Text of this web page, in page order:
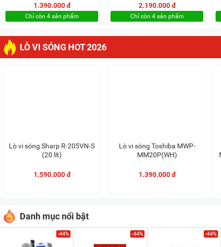
1.390.000 đ
Chỉ còn 4 sản phẩm
2.190.000 đ
Chỉ còn 4 sản phẩm
LÒ VI SÓNG HOT 2026
Lò vi sóng Sharp R-205VN-S
(20 lít)
1.590.000 đ
Lò vi sóng Toshiba MWP-
MM20P(WH)
1.390.000 đ
Danh mục nổi bật
-44% -44% -44%